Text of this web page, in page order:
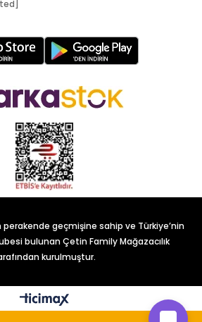
perakende geçmişine sahip ve Türkiye’nin
bulunan Çetin Family Mağazacılık
kurulmuştur.